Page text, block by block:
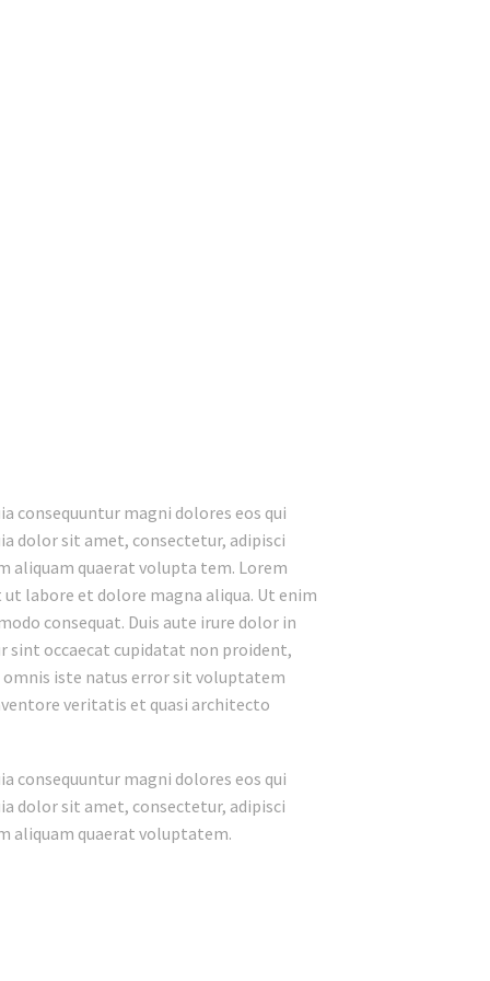
consequuntur magni dolores eos qui
dolor sit amet, consectetur, adipisci
aliquam quaerat volupta tem. Lorem
labore et dolore magna aliqua. Ut enim
consequat. Duis aute irure dolor in
sint occaecat cupidatat non proident,
omnis iste natus error sit voluptatem
veritatis et quasi architecto
consequuntur magni dolores eos qui
dolor sit amet, consectetur, adipisci
aliquam quaerat voluptatem.